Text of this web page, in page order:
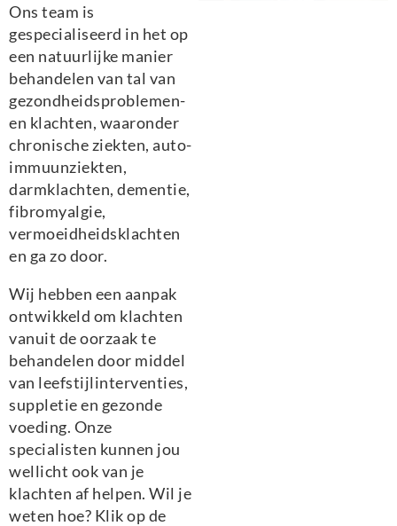
Ons team is
gespecialiseerd in het op
een natuurlijke manier
behandelen van tal van
gezondheidsproblemen-
en klachten, waaronder
chronische ziekten, auto-
immuunziekten,
darmklachten, dementie,
fibromyalgie,
vermoeidheidsklachten
en ga zo door.
Wij hebben een aanpak
ontwikkeld om klachten
vanuit de oorzaak te
behandelen door middel
van leefstijlinterventies,
suppletie en gezonde
voeding. Onze
specialisten kunnen jou
wellicht ook van je
klachten af helpen. Wil je
weten hoe? Klik op de